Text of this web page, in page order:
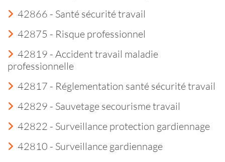
42866 - Santé sécurité travail
42875 - Risque professionnel
42819 - Accident travail maladie
professionnelle
42817 - Réglementation santé sécurité travail
42829 - Sauvetage secourisme travail
42822 - Surveillance protection gardiennage
42810 - Surveillance gardiennage